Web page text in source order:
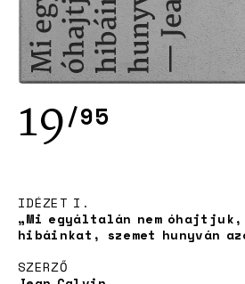
19/95
IDÉZET I.
„Mi egyáltalán nem óhajtjuk,
hibáinkat, szemet hunyván
SZERZŐ